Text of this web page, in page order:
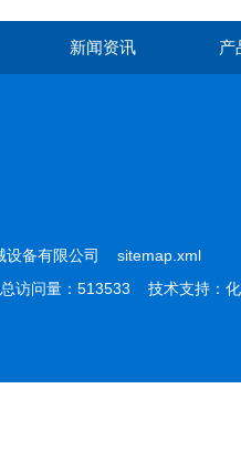
新闻资讯 产
设备有限公司 sitemap.xml
访问量：513533 技术支持： 化